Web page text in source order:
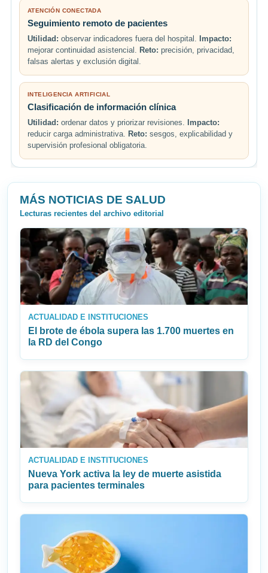
ATENCIÓN CONECTADA
Seguimiento remoto de pacientes
Utilidad: observar indicadores fuera del hospital.
Impacto:
mejorar continuidad asistencial. Reto: precisión, privacidad,
falsas alertas y exclusión digital.
INTELIGENCIA ARTIFICIAL
Clasificación de información clínica
Utilidad: ordenar datos y priorizar revisiones.
Impacto:
reducir carga administrativa. Reto: sesgos, explicabilidad y
supervisión profesional obligatoria.
MÁS NOTICIAS DE SALUD
Lecturas recientes del archivo editorial
ACTUALIDAD E INSTITUCIONES
El brote de ébola supera las 1.700 muertes en
la RD del Congo
ACTUALIDAD E INSTITUCIONES
Nueva York activa la ley de muerte asistida
para pacientes terminales